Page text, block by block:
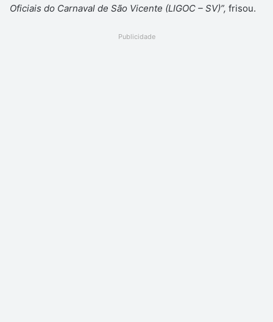
Oficiais do Carnaval de São Vicente (LIGOC – SV)”, frisou.
Publicidade